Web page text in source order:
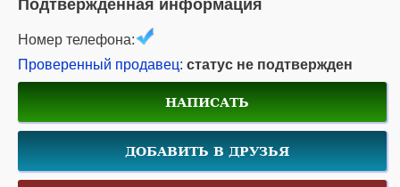
Подтверждённая информация
Номер телефона:
Проверенный продавец: статус не подтвержден
НАПИСАТЬ
ДОБАВИТЬ В ДРУЗЬЯ